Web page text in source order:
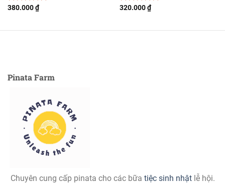
Được xếp
380.000₫
Được xếp
320.000₫
Pinata Farm
Chuyên cung cấp pinata cho các bữa tiệc sinh nhậtlễ hội.